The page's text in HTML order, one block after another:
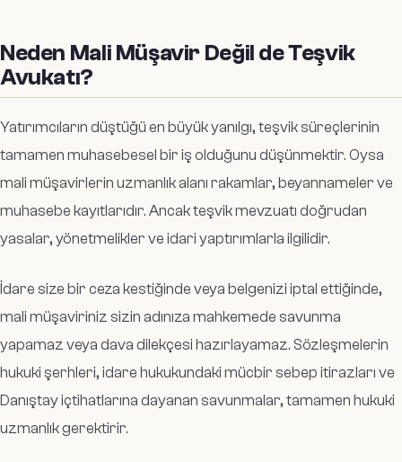
Neden Mali Müşavir Değil de Teşvik
Avukatı?
Yatırımcıların düştüğü en büyük yanılgı, teşvik süreçlerinin
tamamen muhasebesel bir iş olduğunu düşünmektir. Oysa
mali müşavirlerin uzmanlık alanı rakamlar, beyannameler ve
muhasebe kayıtlarıdır. Ancak teşvik mevzuatı doğrudan
yasalar, yönetmelikler ve idari yaptırımlarla ilgilidir.
İdare size bir ceza kestiğinde veya belgenizi iptal ettiğinde,
mali müşaviriniz sizin adınıza mahkemede savunma
yapamaz veya dava dilekçesi hazırlayamaz. Sözleşmelerin
hukuki şerhleri, idare hukukundaki mücbir sebep itirazları ve
Danıştay içtihatlarına dayanan savunmalar, tamamen hukuki
uzmanlık gerektirir.